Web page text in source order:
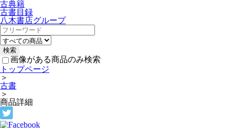
古典籍
古書目録
八木書店グループ
画像がある商品のみ検索
トップページ
＞
古書
＞
商品詳細